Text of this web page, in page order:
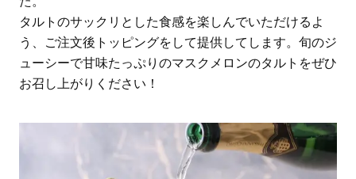
タルトのサックリとした食感を楽しんでいただけるよ
う、ご注文後トッピングをして提供してします。旬のジ
ューシーで甘味たっぷりのマスクメロンのタルトをぜひ
お召し上がりください！